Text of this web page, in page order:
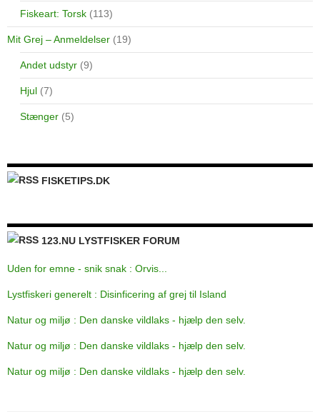
Fiskeart: Torsk (113)
Mit Grej – Anmeldelser (19)
Andet udstyr (9)
Hjul (7)
Stænger (5)
FISKETIPS.DK
123.NU LYSTFISKER FORUM
Uden for emne - snik snak : Orvis...
Lystfiskeri generelt : Disinficering af grej til Island
Natur og miljø : Den danske vildlaks - hjælp den selv.
Natur og miljø : Den danske vildlaks - hjælp den selv.
Natur og miljø : Den danske vildlaks - hjælp den selv.